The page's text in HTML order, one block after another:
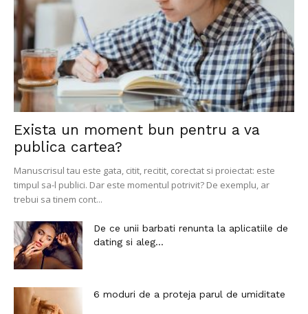
Exista un moment bun pentru a va
publica cartea?
Manuscrisul tau este gata, citit, recitit, corectat si proiectat: este
timpul sa-l publici. Dar este momentul potrivit? De exemplu, ar
trebui sa tinem cont...
De ce unii barbati renunta la aplicatiile de
dating si aleg...
6 moduri de a proteja parul de umiditate